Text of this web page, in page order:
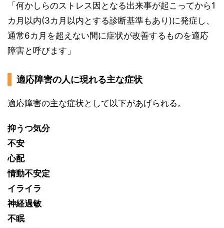
「何かしらのストレス因となる出来事が起こってから1
カ月以内(3カ月以内とする診断基準もあり)に発症し、
通常6カ月を超えない間に症状が改善するものを適応
障害と呼びます」
適応障害の人に現れる主な症状
適応障害の主な症状として以下があげられる。
抑うつ気分
不安
心配
情動不安定
イライラ
神経過敏
不眠